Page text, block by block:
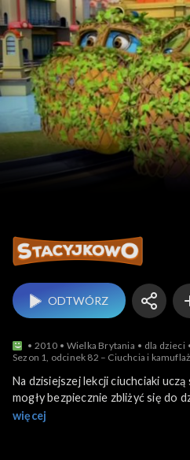
ODTWÓRZ
2010 Wielka Brytania dla dzieci
Sezon 1, odcinek 82 – Ciuchcia i kamuflaż
Na dzisiejszej lekcji ciuchciaki
mogły bezpiecznie zbliżyć się do
treningów w parku safari. Kto
więcej